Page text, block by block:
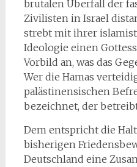
brutalen Überfall der
Zivilisten in Israel
strebt mit ihrer
Ideologie einen
Vorbild an, was das
Wer die Hamas
palästinensischen
bezeichnet, der
Dem entspricht die
bisherigen
Deutschland eine